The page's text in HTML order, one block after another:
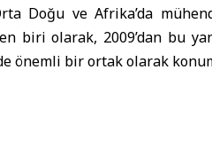
Doğu ve Afrika’da
biri olarak, 2009’dan bu
önemli bir ortak olarak